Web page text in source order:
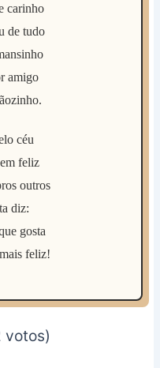
carinho
de tudo
amigo
céu
feliz
outros
diz:
gosta
feliz!
votos)